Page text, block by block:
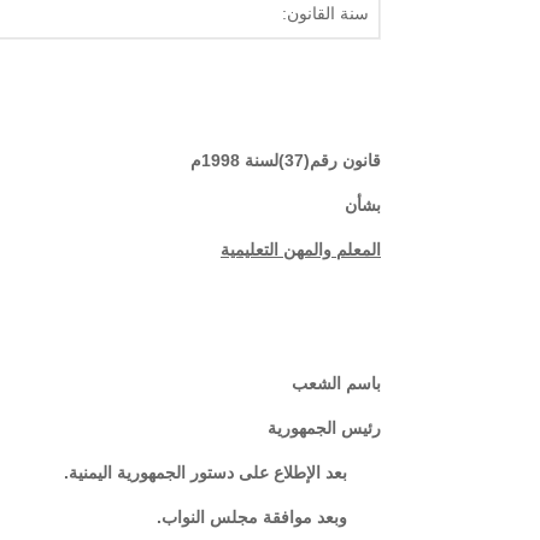
سنة القانون:
قانون رقم(37)لسنة 1998م
بشأن
المعلم والمهن التعليمية
باسم الشعب
رئيس الجمهورية
بعد الإطلاع على دستور الجمهورية اليمنية.
وبعد موافقة مجلس النواب.